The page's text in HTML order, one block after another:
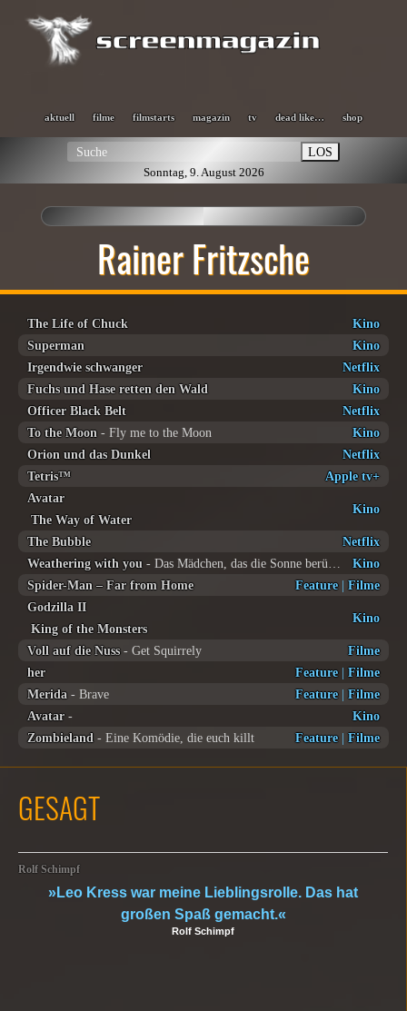
aktuell filme filmstarts magazin tv dead like… shop
LOS
Sonntag, 9. August 2026
Rainer Fritzsche
The Life of Chuck
Kino
Superman
Kino
Irgendwie schwanger
Netflix
Fuchs und Hase retten den Wald
Kino
Officer Black Belt
Netflix
To the Moon - Fly me to the Moon
Kino
Orion und das Dunkel
Netflix
Tetris™
Apple tv+
Avatar
The Way of Water
Kino
The Bubble
Netflix
Weathering with you
Kino
Spider-Man – Far from Home
Feature| Filme
Godzilla II
King of the Monsters
Kino
Voll auf die Nuss- Get Squirrely
Filme
her
Feature| Filme
Merida - Brave Feature| Filme
Avatar-
Kino
Zombieland - Eine Komödie, die euch killt Feature| Filme
GESAGT
Rolf Schimpf
»Leo Kress war meine Lieblingsrolle. Das hat
großen Spaß gemacht.«
Rolf Schimpf